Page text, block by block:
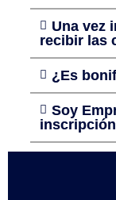
Una vez
recibir las
¿Es
Soy